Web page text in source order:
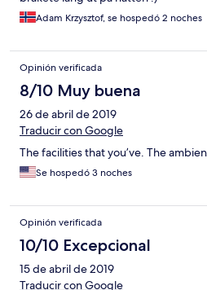
Adam Krzysztof, se hospedó 2 noches
Opinión verificada
8/10 Muy buena
26 de abril de 2019
Traducir con Google
The facilities that you’ve. The
Se hospedó 3 noches
Opinión verificada
10/10 Excepcional
15 de abril de 2019
Traducir con Google